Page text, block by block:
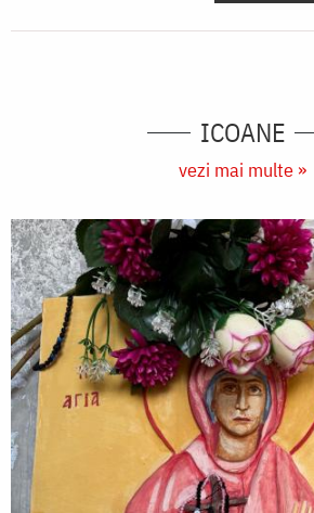
ICOANE
vezi mai multe »